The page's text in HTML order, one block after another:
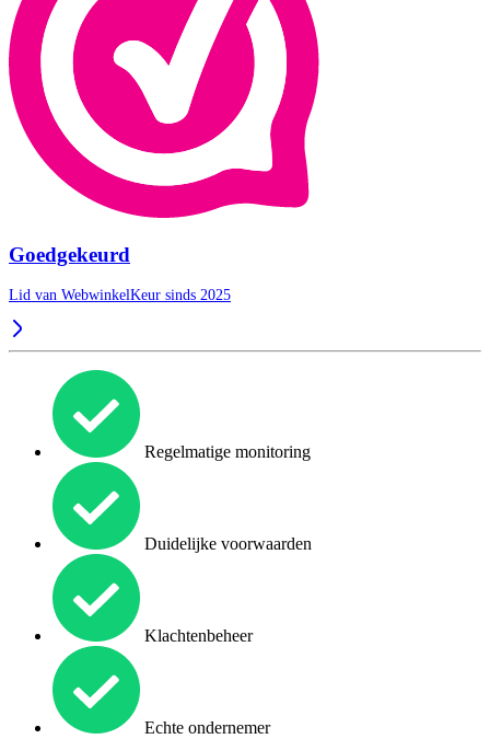
Goedgekeurd
Lid van WebwinkelKeur sinds 2025
Regelmatige monitoring
Duidelijke voorwaarden
Klachtenbeheer
Echte ondernemer